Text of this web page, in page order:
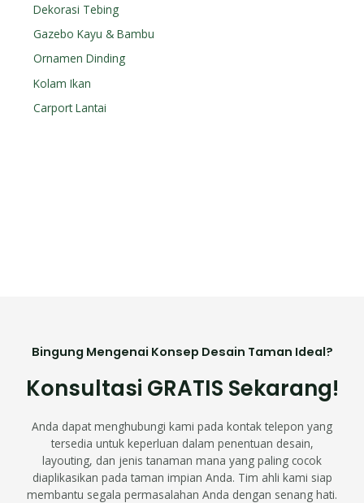
Dekorasi Tebing
Gazebo Kayu & Bambu
Ornamen Dinding
Kolam Ikan
Carport Lantai
Bingung Mengenai Konsep Desain Taman Ideal?
Konsultasi GRATIS Sekarang!
Anda dapat menghubungi kami pada kontak telepon yang
tersedia untuk keperluan dalam penentuan desain,
layouting, dan jenis tanaman mana yang paling cocok
diaplikasikan pada taman impian Anda. Tim ahli kami siap
membantu segala permasalahan Anda dengan senang hati.